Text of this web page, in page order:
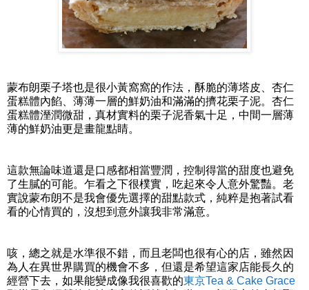
蒙布朗栗子塔也是很小黃窩窩的作法，酥脆的薄塔皮、杏仁
蛋糕體內餡、薄薄一層的鮮奶油和滿滿的擠花栗子泥。杏仁
蛋糕體溼潤微甜，真材實料的栗子泥香氣十足，中間一層薄
薄的鮮奶油更是畫龍點睛。
這款無論味道還是口感都相當豐潤，控制得當的甜度也避免
了生膩的可能。乍看之下很樸實，吃起來令人意外驚豔。老
實說蒙布朗不是我會優先選擇的甜點款式，純粹是抱著試看
看的心情買的，沒想到意外讓我非常滿意。
咳，總之就是水準很不錯，而且老闆也很有心的店，雖然因
為人在異世界購買的機會不多，但還是希望這家店能長久的
經營下去，如果能變成像我很喜歡的東京Tea & Cake Grace